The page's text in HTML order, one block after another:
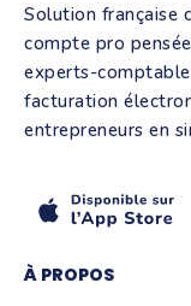
Solution française
compte pro
experts-
facturation
entrepreneurs en
À PROPOS